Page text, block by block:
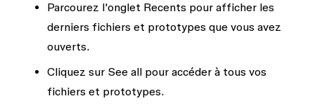
Parcourez l'onglet Recentspour afficher les
derniers fichiers et prototypes que vous avez
ouverts.
Cliquez sur See allpour accéder à tous vos
fichiers et prototypes.